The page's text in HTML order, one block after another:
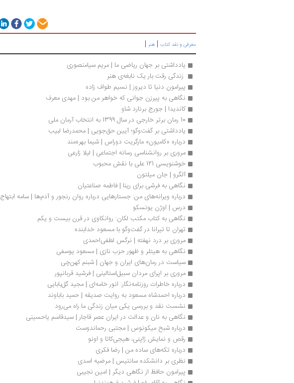
معرفی و نقد کتاب | هنر |
یادداشتی بر جهان ریاضی ما | مریم سیامنصوری
زندگی رقت بار یک نابغه‌ی هنر
پیرامون دنیا تا دیروز | نسیم طواف زاده
نگاهی به پیرزن جوانی که خواهر من بود | مهدی معرف
کاندیدا | جورج برنارد شاو
10 رمان برتر خارجی در سال 1399 به انتخاب آرمان ملی
یادداشتی بر گفت‌وگو؛ آیین حق‌جویی | محمدرضا لبیب
درباره «کامیون» مارگریت دوراس | شیما بهره‌مند
مروری بر روانشناسی رسانه اجتماعی | لیلا زارعی
خوشنویسی 121 علی با نقش محبوب
آلگرو | جان میلتون
نگاهی به فرشی برای رینا | فاطمه صناعتیان
درباره ویرانه‌های من: جستارهایی درباره‌ روان رنجور و آدم‌ها | سامه ابتهاج
درس | اوژن یونسکو
نگاهی به کتاب مکتب لکان: روانکاوی در قرن بیست و یکم
تهران تا تیرانا در گفت‌وگو با مسعود خدابنده
مروری بر درد نهفته | نرگس لطفی‌احمدی
نگاهی به هیتلر و ظهور حزب نازی | مسعود یوسفی
سیاست در رمان‌های ایران و جهان | شبنم کهن‌چی
مروری بر اپرای مردان سبیل‌استالینی | فرشید قربانپور
درباره خاطرات روزنامه‌نگار: انور خامه‌ای | مجید گل‌بابایی
درباره احمدشاه مسعود به روایت صديقه | حمید باباوند
نشست نقد و بررسی یکی میان زندگی ما راه می‌رود
نگاهی به نان و عدالت در ایران عصر قاجار | سیدقاسم یاحسینی
درباره شبح میکونوس | مجتبی رحماندوست
رقص و نمایش ژاپنی، هیجی‌کاتا و اونو
درباره تکه‌های ساده‌ من | رضا فکری
نظری بر دانشکده سانتیس | مرضیه اسدی
پیرامون حافظ از نگاهی دیگر | امین نجیبی